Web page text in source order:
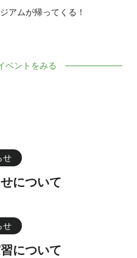
アムが帰ってくる！
ベントをみる
せ
について
せ
について